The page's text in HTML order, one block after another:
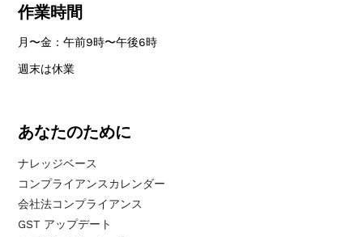
作業時間
月〜金：午前9時〜午後6時
週末は休業
あなたのために
ナレッジベース
コンプライアンスカレンダー
会社法コンプライアンス
GST アップデート